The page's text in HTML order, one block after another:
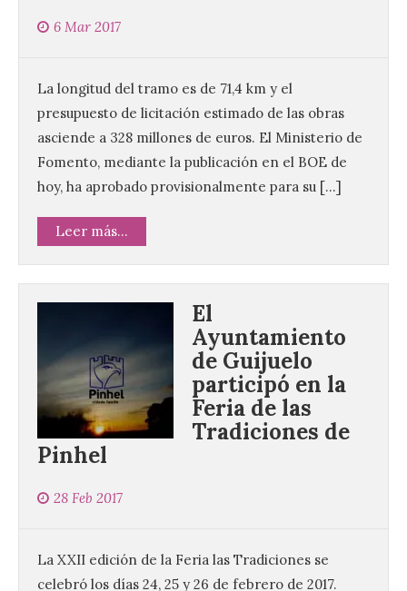
6 Mar 2017
La longitud del tramo es de 71,4 km y el
presupuesto de licitación estimado de las obras
asciende a 328 millones de euros. El Ministerio de
Fomento, mediante la publicación en el BOE de
hoy, ha aprobado provisionalmente para su […]
Leer más...
El
Ayuntamiento
de Guijuelo
participó en la
Feria de las
Tradiciones de
Pinhel
28 Feb 2017
La XXII edición de la Feria las Tradiciones se
celebró los días 24, 25 y 26 de febrero de 2017.